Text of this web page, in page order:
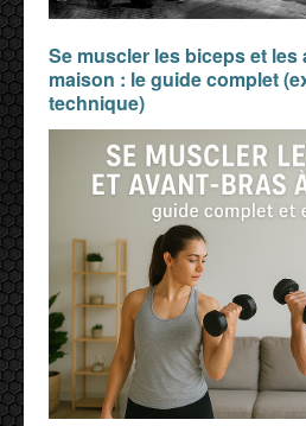
Se muscler les biceps et les
maison : le guide complet
technique)